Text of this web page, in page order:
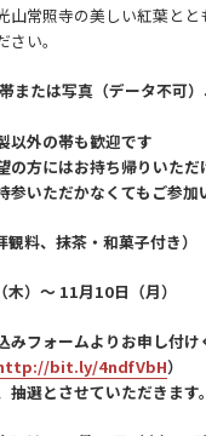
山常照寺の美しい紅葉と
い。
または写真（データ不可
以外の帯も歓迎です
の方にはお持ち帰りいただ
いただかなくてもご参加
料、抹茶・和菓子付き）
）～ 11月10日（月）
みフォームよりお申し付け
bit.ly/4ndfVbH）
選とさせていただきます。